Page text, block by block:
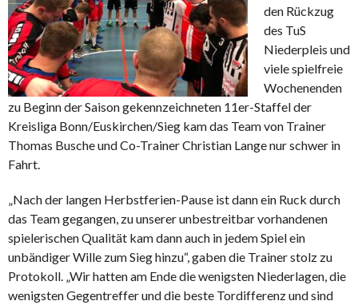
den Rückzug
des TuS
Niederpleis und
viele spielfreie
Wochenenden
zu Beginn der Saison gekennzeichneten 11er-Staffel der
Kreisliga Bonn/Euskirchen/Sieg kam das Team von Trainer
Thomas Busche und Co-Trainer Christian Lange nur schwer in
Fahrt.
„Nach der langen Herbstferien-Pause ist dann ein Ruck durch
das Team gegangen, zu unserer unbestreitbar vorhandenen
spielerischen Qualität kam dann auch in jedem Spiel ein
unbändiger Wille zum Sieg hinzu“, gaben die Trainer stolz zu
Protokoll. „Wir hatten am Ende die wenigsten Niederlagen, die
wenigsten Gegentreffer und die beste Tordifferenz und sind